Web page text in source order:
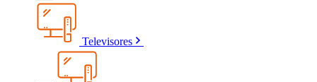
Televisores